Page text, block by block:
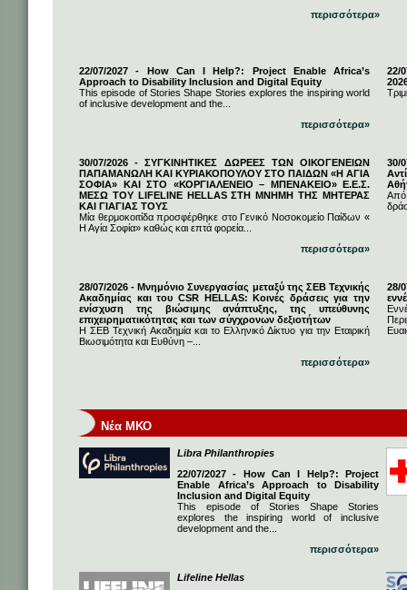
περισσότερα»
22/07/2027 - How Can I Help?: Project Enable Africa’s
Approach to Disability Inclusion and Digital Equity
This episode of Stories Shape Stories explores the inspiring world
of inclusive development and the...
περισσότερα»
22/
30/07/2026 - ΣΥΓΚΙΝΗΤΙΚΕΣ ΔΩΡΕΕΣ ΤΩΝ ΟΙΚΟΓΕΝΕΙΩΝ
ΠΑΠΑΜΑΝΩΛΗ ΚΑΙ ΚΥΡΙΑΚΟΠΟΥΛΟΥ ΣΤΟ ΠΑΙΔΩΝ «Η ΑΓΙΑ
ΣΟΦΙΑ» ΚΑΙ ΣΤΟ «ΚΟΡΓΙΑΛΕΝΕΙΟ – ΜΠΕΝΑΚΕΙΟ» Ε.Ε.Σ.
ΜΕΣΩ ΤΟΥ LIFELINE HELLAS ΣΤΗ ΜΝΗΜΗ ΤΗΣ ΜΗΤΕΡΑΣ
ΚΑΙ ΓΙΑΓΙΑΣ ΤΟΥΣ
Μία θερμοκοιτίδα προσφέρθηκε στο Γενικό Νοσοκομείο Παίδων «
Η Αγία Σοφία» καθώς και επτά φορεία...
περισσότερα»
30/
Από
28/07/2026 - Μνημόνιο Συνεργασίας μεταξύ της ΣΕΒ Τεχνικής
Ακαδημίας και του CSR HELLAS: Κοινές δράσεις για την
ενίσχυση της βιώσιμης ανάπτυξης, της υπεύθυνης
επιχειρηματικότητας και των σύγχρονων δεξιοτήτων
Η ΣΕΒ Τεχνική Ακαδημία και το Ελληνικό Δίκτυο για την Εταιρική
Βιωσιμότητα και Ευθύνη –...
περισσότερα»
28/
Νέα ΜΚΟ
Libra Philanthropies
22/07/2027 - How Can I Help?: Project
Enable Africa’s Approach to Disability
Inclusion and Digital Equity
This episode of Stories Shape Stories
explores the inspiring world of inclusive
development and the...
περισσότερα»
Lifeline Hellas